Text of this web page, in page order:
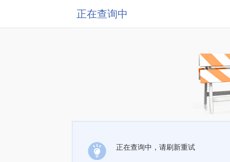
正在查询中
正在查询中，请刷新重试